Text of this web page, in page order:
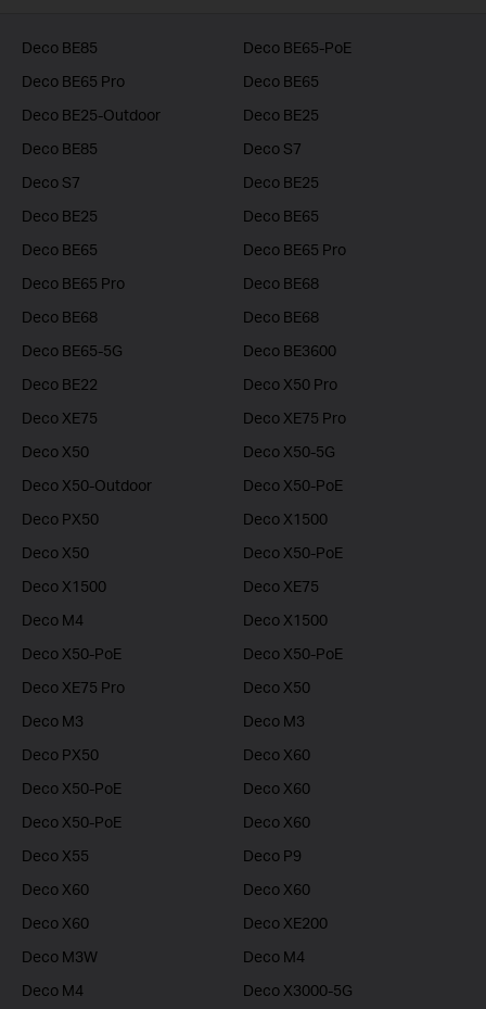
Deco BE85
Deco BE65-PoE
Deco BE65 Pro
Deco BE65
Deco BE25-Outdoor
Deco BE25
Deco BE85
Deco S7
Deco S7
Deco BE25
Deco BE25
Deco BE65
Deco BE65
Deco BE65 Pro
Deco BE65 Pro
Deco BE68
Deco BE68
Deco BE68
Deco BE65-5G
Deco BE3600
Deco BE22
Deco X50 Pro
Deco XE75
Deco XE75 Pro
Deco X50
Deco X50-5G
Deco X50-Outdoor
Deco X50-PoE
Deco PX50
Deco X1500
Deco X50
Deco X50-PoE
Deco X1500
Deco XE75
Deco M4
Deco X1500
Deco X50-PoE
Deco X50-PoE
Deco XE75 Pro
Deco X50
Deco M3
Deco M3
Deco PX50
Deco X60
Deco X50-PoE
Deco X60
Deco X50-PoE
Deco X60
Deco X55
Deco P9
Deco X60
Deco X60
Deco X60
Deco XE200
Deco M3W
Deco M4
Deco M4
Deco X3000-5G